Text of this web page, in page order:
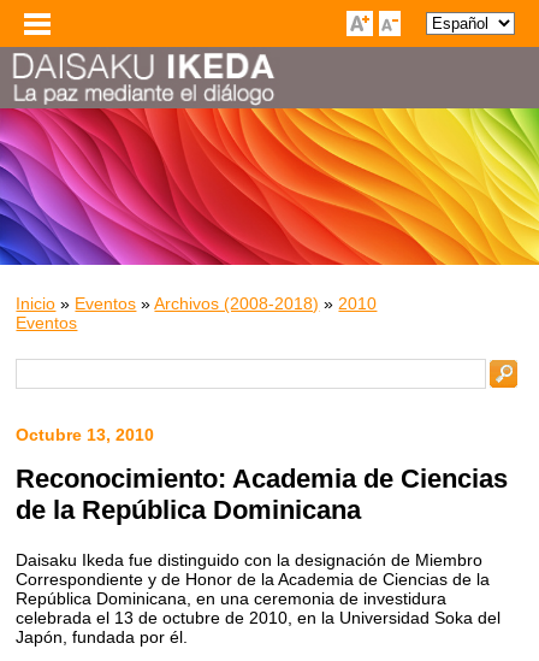
Inicio » Eventos »Archivos (2008-2018) » 2010
Eventos
Octubre 13, 2010
Reconocimiento: Academia de Ciencias
de la República Dominicana
Daisaku Ikeda fue distinguido con la designación de Miembro
Correspondiente y de Honor de la Academia de Ciencias de la
República Dominicana, en una ceremonia de investidura
celebrada el 13 de octubre de 2010, en la Universidad Soka del
Japón, fundada por él.